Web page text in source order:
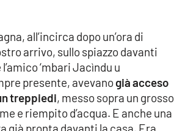
all’incirca dopo un’ora di
arrivo, sullo spiazzo davanti
‘mbari Jacìndu u
presente, avevanogià acceso
treppiedi, messo sopra un grosso
e riempito d’acqua. E anche una